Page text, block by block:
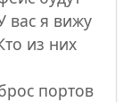
вас я вижу
из них
портов